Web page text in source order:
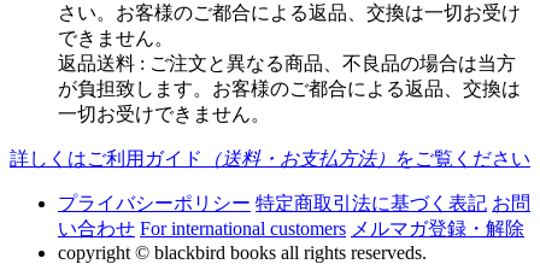
さい。お客様のご都合による返品、交換は一切お受け
できません。
返品送料 : ご注文と異なる商品、不良品の場合は当方
が負担致します。お客様のご都合による返品、交換は
一切お受けできません。
詳しくはご利用ガイド （送料・お支払方法） をご覧ください
プライバシーポリシー 特定商取引法に基づく表記 お問
い合わせ For international customers メルマガ登録・解除
copyright © blackbird books all rights reserveds.